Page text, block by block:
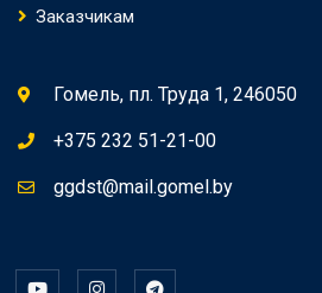
Заказчикам
Гомель, пл. Труда 1, 246050
+375 232 51-21-00
ggdst@mail.gomel.by